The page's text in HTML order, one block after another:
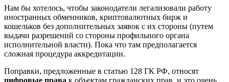
Нам бы хотелось, чтобы законодатели легализовали работу
иностранных обменников, криптовалютных бирж и
кошельков без дополнительных заявок с их стороны (путем
выдачи разрешений со стороны профильного органа
исполнительной власти). Пока что там предполагается
сложная процедура аккредитации.
Поправки, предложенные в статью 128 ГК РФ, относят
цифровые права к объектам гражданских прав, и это очень